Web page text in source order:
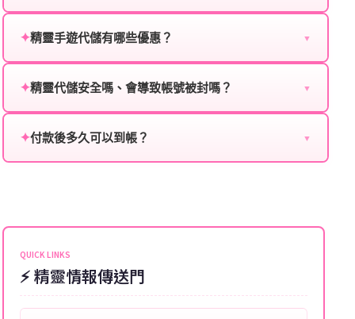
服：
角色名稱：您遊戲中的角色名稱。
等級：角色的當前等級。
✦精靈手遊代儲有哪些優惠？ ▼
贈送、大額儲值優惠及節日限定活動，儲值最低6折
✦精靈代儲安全嗎、會導致帳號被封嗎？ ▼
單，不使用外掛程式、非法點數或異常儲值管道。您獲
✦付款後多久可以到帳？ ▼
可直接聯絡客服查詢訂單進度。
QUICK LINKS
⚡ 精靈情報傳送門